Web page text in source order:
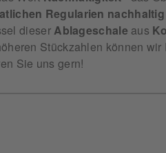
Regularien nachhaltig
dieserAblageschale aus
Stückzahlen können wir
Sie uns gern!